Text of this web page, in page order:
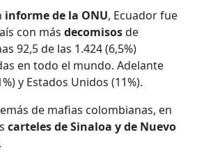
informe de la ONU, Ecuador fue
con más decomisosde
92,5 de las 1.424 (6,5%)
en todo el mundo. Adelante
y Estados Unidos (11%).
de mafias colombianas, en
carteles de Sinaloa y de Nuevo
.